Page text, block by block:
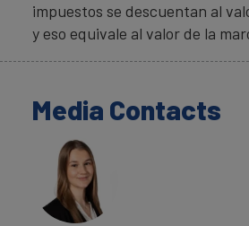
impuestos se descuentan al
y eso equivale al valor de la
Media Contacts